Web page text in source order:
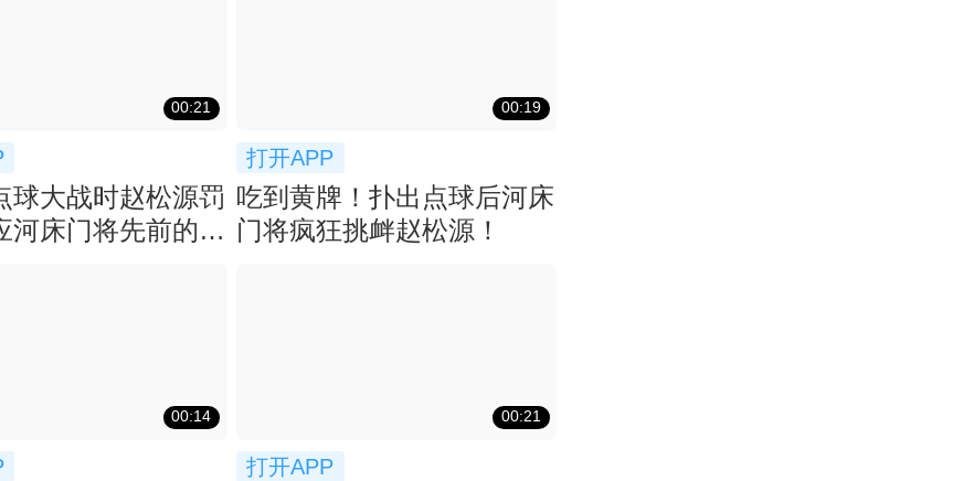
00:21
球大战时赵松源罚
河床门将先前的挑
00:19
打开APP
吃到黄牌！扑出点球后河床
门将疯狂挑衅赵松源！
00:14 00:21
打开APP